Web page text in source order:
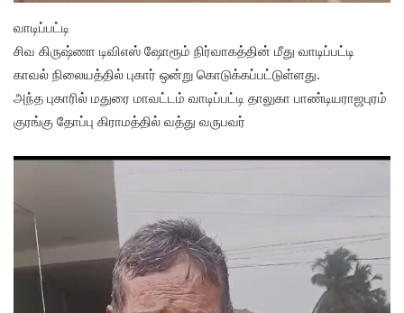
வாடிப்பட்டி
சிவ கிருஷ்ணா டிவிஎஸ் ஷோரூம் நிர்வாகத்தின் மீது வாடிப்பட்டி
காவல் நிலையத்தில் புகார் ஒன்று கொடுக்கப்பட்டுள்ளது.
அந்த புகாரில் மதுரை மாவட்டம் வாடிப்பட்டி தாலுகா பாண்டியராஜபுரம்
குரங்கு தோப்பு கிராமத்தில் வத்து வருபவர்